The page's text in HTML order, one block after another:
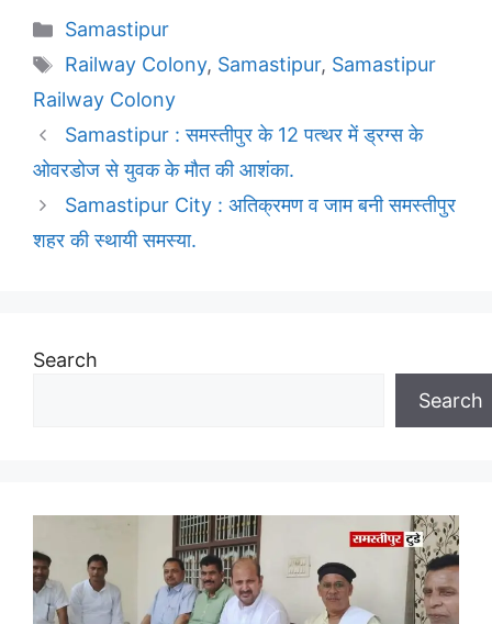
Categories
Samastipur
Tags
Railway Colony, Samastipur, Samastipur
Railway Colony
Samastipur : समस्तीपुर के 12 पत्थर में ड्रग्स के
ओवरडोज से युवक के मौत की आशंका.
Samastipur City : अतिक्रमण व जाम बनी समस्तीपुर
शहर की स्थायी समस्या.
Search
Search